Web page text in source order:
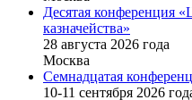
Десятая конференция
казначейства»
28 августа 2026 года
Москва
Семнадцатая
10-11 сентября 2026